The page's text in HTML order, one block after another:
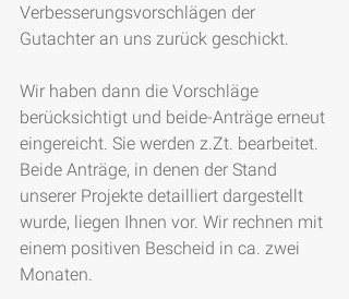
Verbesserungsvorschlägen der
Gutachter an uns zurück geschickt.
Wir haben dann die Vorschläge
berücksichtigt und beide-Anträge erneut
eingereicht. Sie werden z.Zt. bearbeitet.
Beide Anträge, in denen der Stand
unserer Projekte detailliert dargestellt
wurde, liegen Ihnen vor. Wir rechnen mit
einem positiven Bescheid in ca. zwei
Monaten.